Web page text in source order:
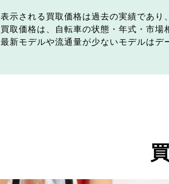
表示される買取価格は過去の実績であり
買取価格は、自転車の状態・年式・市場
最新モデルや流通量が少ないモデルはデ